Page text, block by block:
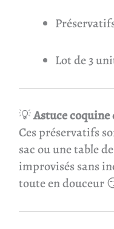
Lot de 3
💡Astuce coquine
Ces préservatifs
sac ou une table
improvisés sans
toute en douceur